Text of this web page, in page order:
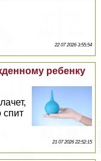
22 07 2026 3:55:54
ребенку
спит
21 07 2026 22:52:15